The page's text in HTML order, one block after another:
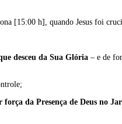
[15:00 h], quando Jesus foi
desceu da Sua Glória – e de
da Presença de Deus